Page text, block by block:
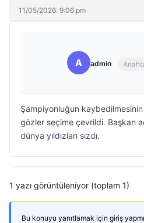
11/05/2026: 9:06 pm
A admin
Şampiyonluğun kaybedilmesinin
gözler seçime çevrildi. Başkan
dünya yıldızları sızdı.
1 yazı görüntüleniyor (toplam 1)
Bu konuyu yanıtlamak için giriş